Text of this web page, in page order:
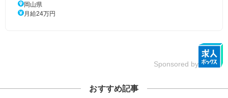
岡山県
月給24万円
Sponsored by
おすすめ記事